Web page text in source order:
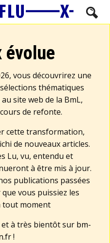
évolue
vous découvrirez une
thématiques
site web de la BmL,
de refonte.
cette transformation,
de nouveaux articles.
Lu, vu, entendu et
à être mis à jour.
publications passées
vous puissiez les
tout moment
à très bientôt sur bm-
!